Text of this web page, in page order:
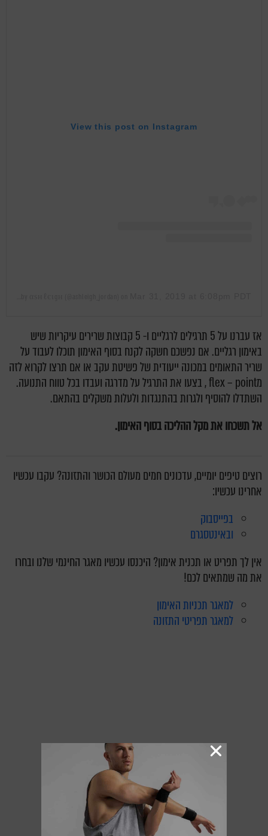
View this post on Instagram
אז עברנו על 5 תרגילים לרגליים ו- 5 קבוצות שרירים עיקריות שיש
באימון רגליים. אם נפשכם חשקה לקנח בסוף האימון תוכלו לעבוד על
שריר התאומים במכונה ייעודית של פשיטת עקב או אם תרצו לקרוא לזה
מflex – point , בצעו את התרגיל על מדרגה ועבדו בכל טווח התנועה.
השתדלו להוסיף ולגרות בהתנגדות ולעלות משקלים בהתאם.
אל תשכחו את מקל ההליכה בסוף האימון.
רוצים טיפים יומיים, עדכונים חמים מעולם הכושר והתזונה? עקבו עכשיו
אחרינו עכשיו:
בפייסבוק
ובאינטסגרם
אין לך תפריט או תכנית אימון? היכנסו עכשיו מאגר החינמי שלנו ובחרו
את מה שמתאים לכם!
למאגר תכניות האימון
למאגר תפריטי התזונה